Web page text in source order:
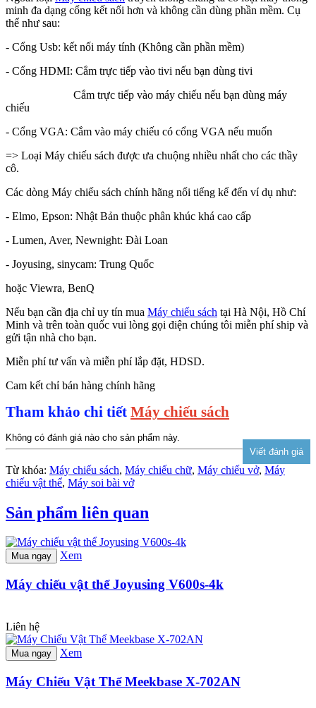
minh đa dạng cổng kết nối hơn và không cần dùng phần mềm. Cụ
thể như sau:
- Cổng Usb: kết nối máy tính (Không cần phần mềm)
- Cổng HDMI: Cắm trực tiếp vào tivi nếu bạn dùng tivi
Cắm trực tiếp vào máy chiếu nếu bạn dùng máy
chiếu
- Cổng VGA: Cắm vào máy chiếu có cổng VGA nếu muốn
=> Loại Máy chiếu sách được ưa chuộng nhiều nhất cho các thầy
cô.
Các dòng Máy chiếu sách chính hãng nổi tiếng kể đến ví dụ như:
- Elmo, Epson: Nhật Bản thuộc phân khúc khá cao cấp
- Lumen, Aver, Newnight: Đài Loan
- Joyusing, sinycam: Trung Quốc
hoặc Viewra, BenQ
Nếu bạn cần địa chỉ uy tín mua Máy chiếu sách tại Hà Nội, Hồ Chí
Minh và trên toàn quốc vui lòng gọi điện chúng tôi miễn phí ship và
gửi tận nhà cho bạn.
Miễn phí tư vấn và miễn phí lắp đặt, HDSD.
Cam kết chỉ bán hàng chính hãng
Tham khảo chi tiết Máy chiếu sách
Không có đánh giá nào cho sản phẩm này.
Từ khóa: Máy chiếu sách, Máy chiếu chữ, Máy chiếu vở, Máy
chiếu vật thể, Máy soi bài vở
Sản phẩm liên quan
Mua ngay Xem
Máy chiếu vật thể Joyusing V600s-4k
Liên hệ
Mua ngay Xem
Máy Chiếu Vật Thể Meekbase X-702AN